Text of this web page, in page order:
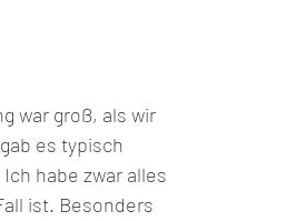
war groß, als wir
es typisch
habe zwar alles
ist. Besonders